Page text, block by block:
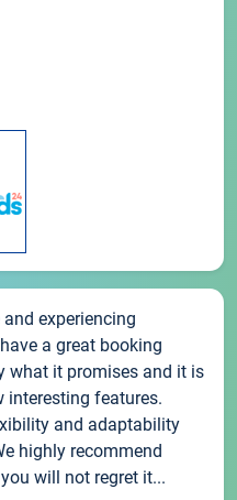
experiencing
a great booking
what it promises and it is
features.
and adaptability
highly recommend
will not regret it...